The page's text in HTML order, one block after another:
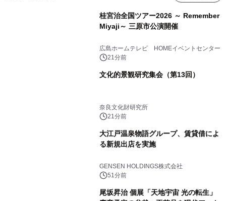
桂宮治全国ツアー2026 ～ Remember
Miyaji～ 三原市公演開催
広島ホームテレビ HOMEイベントセンター
21分前
文化的景観研究集会（第13回）
奈良文化財研究所
21分前
大江戸温泉物語グループ、賃貸借によ
る新規出店を実施
GENSEN HOLDINGS株式会社
51分前
尾坂昇治 個展「天地宇宙 光の転生」